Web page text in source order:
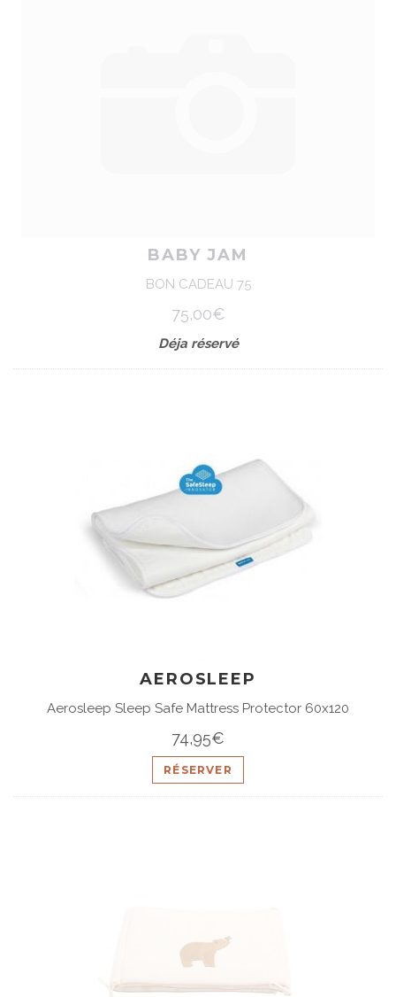
BABY JAM
BON CADEAU 75
75,00€
Déja réservé
AEROSLEEP
Aerosleep Sleep Safe Mattress Protector 60x120
74,95€
RÉSERVER